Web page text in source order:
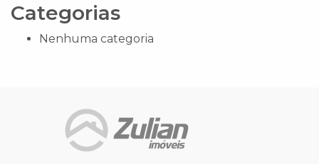
Categorias
Nenhuma categoria